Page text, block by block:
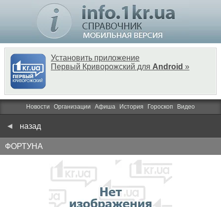
Установить приложение
Первый Криворожский для Android »
Новости Организации Афиша История Гороскоп Видео
назад
ФОРТУНА